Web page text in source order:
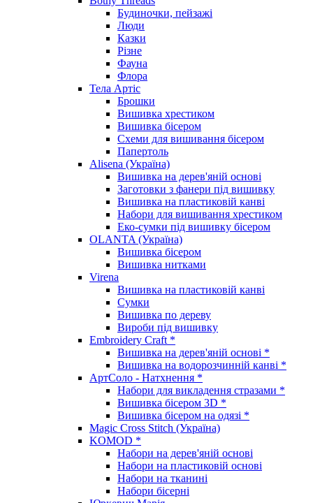
Будиночки, пейзажі
Люди
Казки
Різне
Фауна
Флора
Тела Артіс
Брошки
Вишивка хрестиком
Вишивка бісером
Схеми для вишивання бісером
Папертоль
Alisena (Україна)
Вишивка на дерев'яній основі
Заготовки з фанери під вишивку
Вишивка на пластиковій канві
Набори для вишивання хрестиком
Еко-сумки під вишивку бісером
OLANTA (Україна)
Вишивка бісером
Вишивка нитками
Virena
Вишивка на пластиковій канві
Сумки
Вишивка по дереву
Вироби під вишивку
Embroidery Craft *
Вишивка на дерев'яній основі *
Вишивка на водорозчинній канві *
АртСоло - Натхнення *
Набори для викладення стразами *
Вишивка бісером 3D *
Вишивка бісером на одязі *
Magic Cross Stitch (Україна)
KOMOD *
Набори на дерев'яній основі
Набори на пластиковій основі
Набори на тканині
Набори бісерні